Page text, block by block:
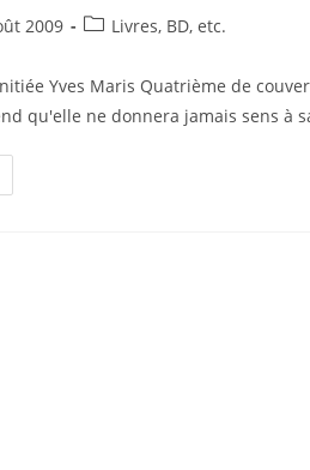
2009
PostLivres, BD, etc.
Yves Maris Quatrième de
qu'elle ne donnera jamais sens à